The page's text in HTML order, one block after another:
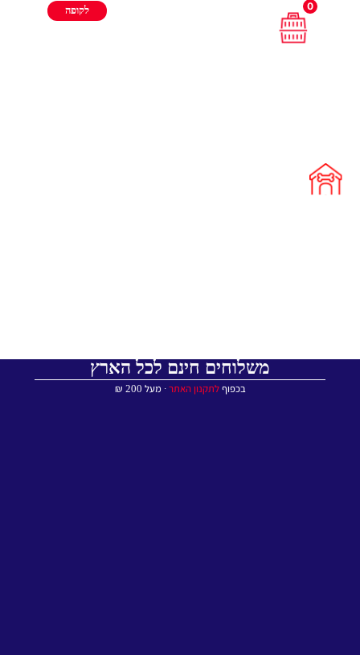
0 לקופה
משלוחים חינם לכל הארץ
בכפוףלתקנון האתר ∙ מעל 200 ₪